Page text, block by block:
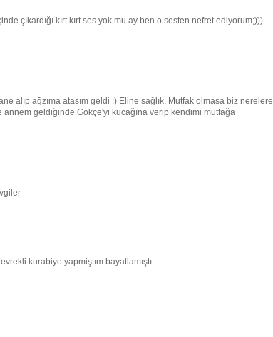
çıkardığı kırt kırt ses yok mu ay ben o sesten nefret ediyorum;)))
alıp ağzıma atasım geldi :) Eline sağlık. Mutfak olmasa biz nerelere
geldiğinde Gökçe'yi kucağına verip kendimi mutfağa
kurabiye yapmiştım bayatlamıştı